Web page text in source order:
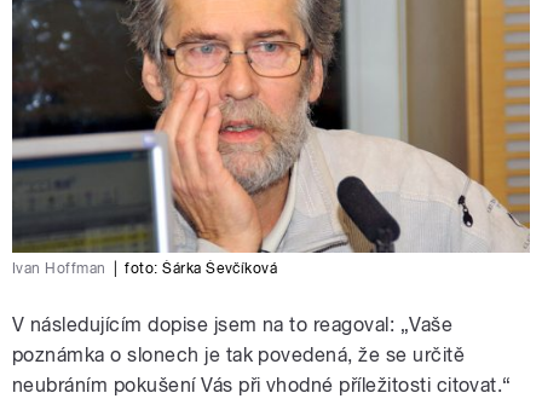
Ivan Hoffman foto:Šárka Ševčíková
V následujícím dopise jsem na to reagoval: „Vaše
poznámka o slonech je tak povedená, že se určitě
neubráním pokušení Vás při vhodné příležitosti citovat.“